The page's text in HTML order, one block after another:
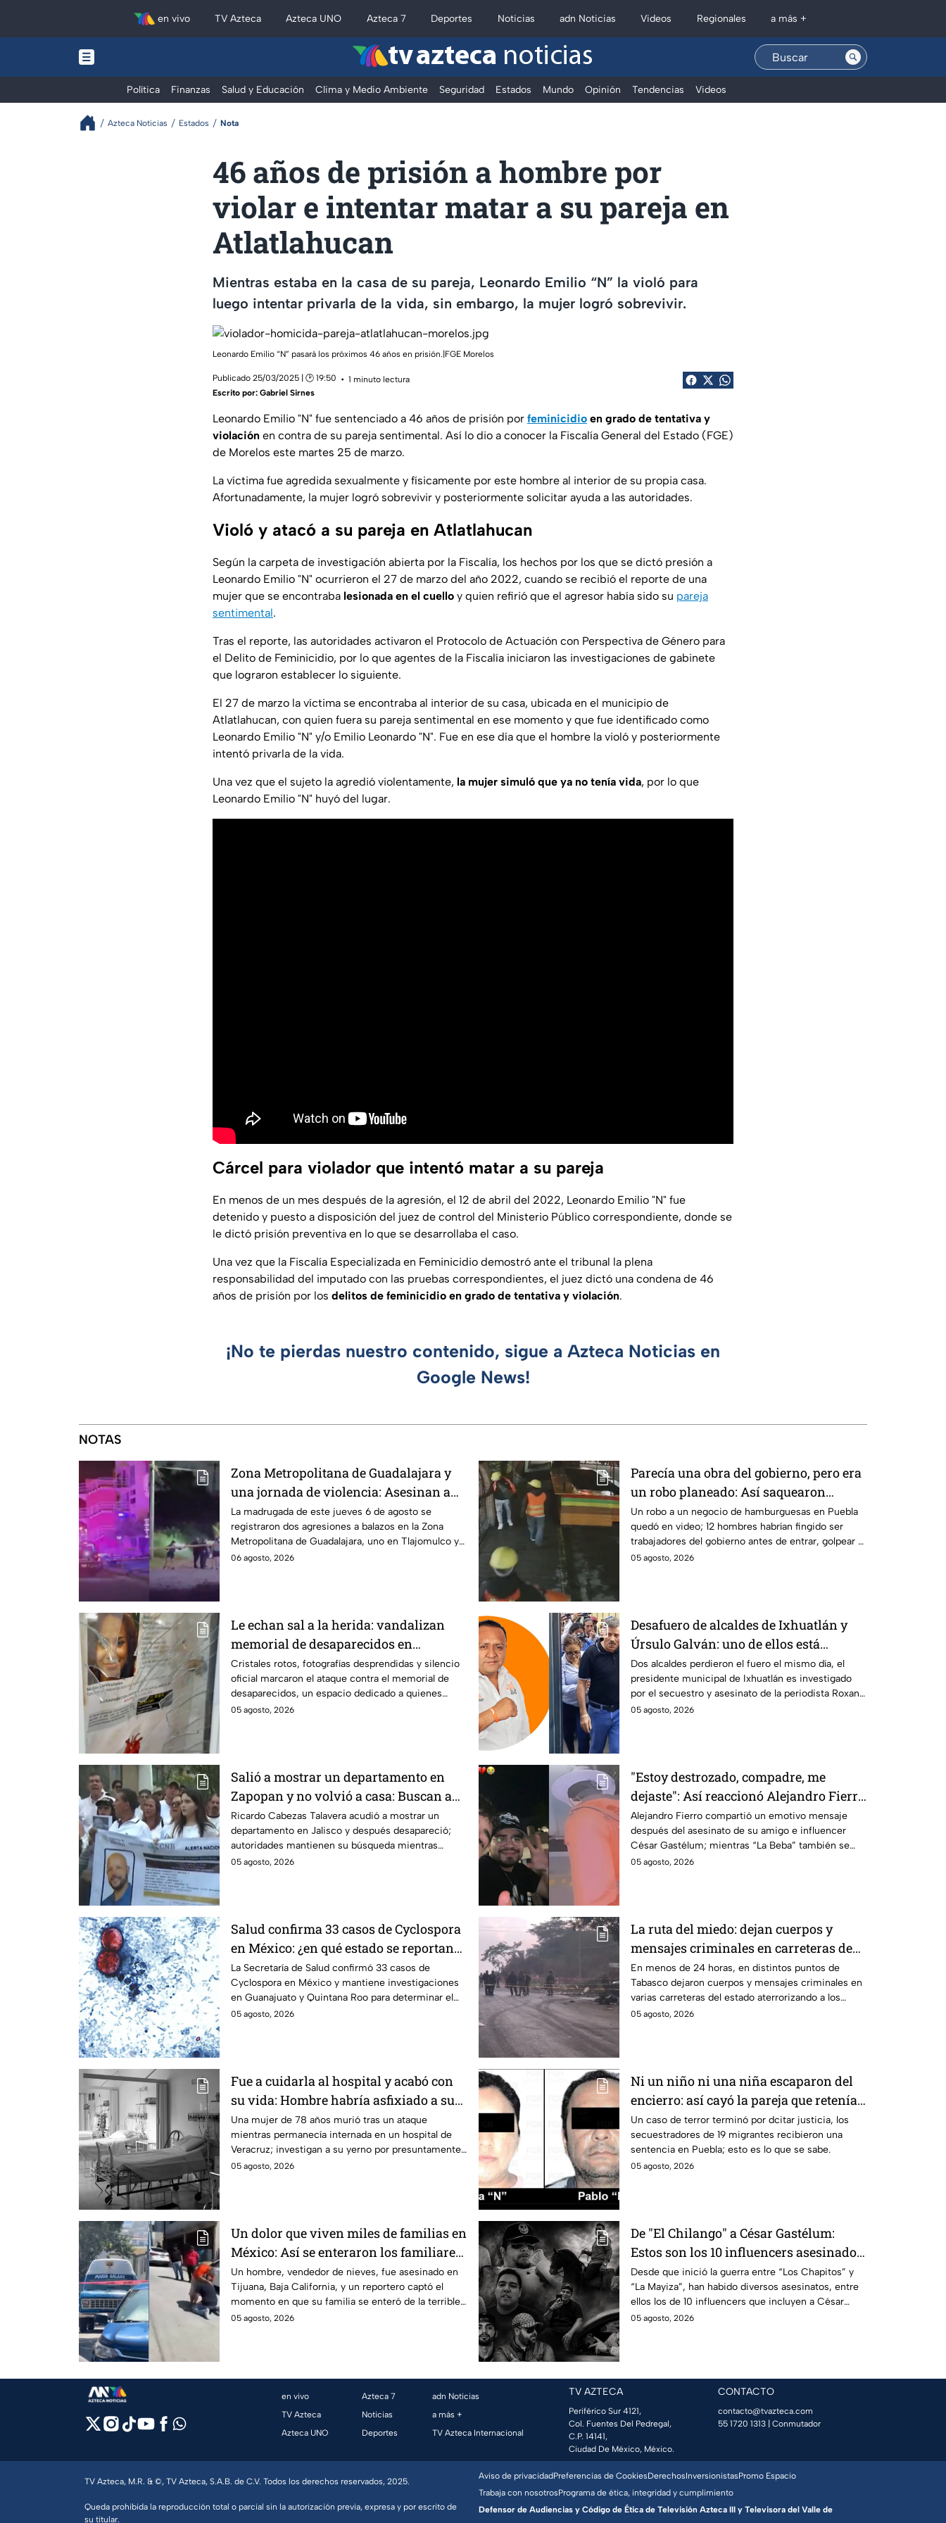
en vivo TV Azteca Azteca UNO Azteca 7 Deportes Noticias adn Noticias Videos Regionales a más +
tv azteca noticias
Política Finanzas Salud y Educación Clima y Medio Ambiente Seguridad Estados Mundo Opinión Tendencias Videos
Azteca Noticias Estados Nota
46 años de prisión a hombre por
violar e intentar matar a su pareja en
Atlatlahucan
Mientras estaba en la casa de su pareja, Leonardo Emilio “N” la violó para
luego intentar privarla de la vida, sin embargo, la mujer logró sobrevivir.
Leonardo Emilio “N” pasará los próximos 46 años en prisión.|FGE Morelos
Publicado 25/03/2025 | 🕑 19:50
1 minuto lectura
Escrito por: Gabriel Sirnes
Leonardo Emilio "N" fue sentenciado a 46 años de prisión por feminicidio en grado de tentativa y
violación en contra de su pareja sentimental. Así lo dio a conocer la Fiscalía General del Estado (FGE)
de Morelos este martes 25 de marzo.
La víctima fue agredida sexualmente y físicamente por este hombre al interior de su propia casa.
Afortunadamente, la mujer logró sobrevivir y posteriormente solicitar ayuda a las autoridades.
Violó y atacó a su pareja en Atlatlahucan
Según la carpeta de investigación abierta por la Fiscalía, los hechos por los que se dictó presión a
Leonardo Emilio "N" ocurrieron el 27 de marzo del año 2022, cuando se recibió el reporte de una
mujer que se encontraba lesionada en el cuello y quien refirió que el agresor había sido su pareja
sentimental.
Tras el reporte, las autoridades activaron el Protocolo de Actuación con Perspectiva de Género para
el Delito de Feminicidio, por lo que agentes de la Fiscalía iniciaron las investigaciones de gabinete
que lograron establecer lo siguiente.
El 27 de marzo la víctima se encontraba al interior de su casa, ubicada en el municipio de
Atlatlahucan, con quien fuera su pareja sentimental en ese momento y que fue identificado como
Leonardo Emilio "N" y/o Emilio Leonardo "N". Fue en ese día que el hombre la violó y posteriormente
intentó privarla de la vida.
Una vez que el sujeto la agredió violentamente, la mujer simuló que ya no tenía vida, por lo que
Leonardo Emilio "N" huyó del lugar.
Cárcel para violador que intentó matar a su pareja
En menos de un mes después de la agresión, el 12 de abril del 2022, Leonardo Emilio "N" fue
detenido y puesto a disposición del juez de control del Ministerio Público correspondiente, donde se
le dictó prisión preventiva en lo que se desarrollaba el caso.
Una vez que la Fiscalía Especializada en Feminicidio demostró ante el tribunal la plena
responsabilidad del imputado con las pruebas correspondientes, el juez dictó una condena de 46
años de prisión por los delitos de feminicidio en grado de tentativa y violación.
¡No te pierdas nuestro contenido, sigue a Azteca Noticias en
Google News!
NOTAS
Zona Metropolitana de Guadalajara y
una jornada de violencia: Asesinan a
balazos a dos hombres en Tlajomulco y
El Salto
La madrugada de este jueves 6 de agosto se
registraron dos agresiones a balazos en la Zona
Metropolitana de Guadalajara, uno en Tlajomulco y
otro en El Salto.
06 agosto, 2026
Parecía una obra del gobierno, pero era
un robo planeado: Así saquearon
negocio de hamburguesas en Puebla
Un robo a un negocio de hamburguesas en Puebla
quedó en video; 12 hombres habrían fingido ser
trabajadores del gobierno antes de entrar, golpear al
dueño y saquearlo.
05 agosto, 2026
Le echan sal a la herida: vandalizan
memorial de desaparecidos en
Veracruz en medio de crisis
Cristales rotos, fotografías desprendidas y silencio
oficial marcaron el ataque contra el memorial de
desaparecidos, un espacio dedicado a quienes
siguen sin ser localizados.
05 agosto, 2026
Desafuero de alcaldes de Ixhuatlán y
Úrsulo Galván: uno de ellos está
implicado en el asesinato de la
periodista Roxana Guzmán
Dos alcaldes perdieron el fuero el mismo día, el
presidente municipal de Ixhuatlán es investigado
por el secuestro y asesinato de la periodista Roxana
Guzmán en Veracruz.
05 agosto, 2026
Salió a mostrar un departamento en
Zapopan y no volvió a casa: Buscan a
Ricardo Cabezas Talavera en Jalisco
Ricardo Cabezas Talavera acudió a mostrar un
departamento en Jalisco y después desapareció;
autoridades mantienen su búsqueda mientras
colegas refuerzan su seguridad.
05 agosto, 2026
"Estoy destrozado, compadre, me
dejaste": Así reaccionó Alejandro Fierro
al asesinato del influencer César
Gastélum
Alejandro Fierro compartió un emotivo mensaje
después del asesinato de su amigo e influencer
César Gastélum; mientras “La Beba” también se
enteró del fallecimiento en un live de TikTok.
05 agosto, 2026
Salud confirma 33 casos de Cyclospora
en México: ¿en qué estado se reportan
los brotes de diarrea explosiva?
La Secretaría de Salud confirmó 33 casos de
Cyclospora en México y mantiene investigaciones
en Guanajuato y Quintana Roo para determinar el
origen de los contagios.
05 agosto, 2026
La ruta del miedo: dejan cuerpos y
mensajes criminales en carreteras de
Tabasco en un solo día
En menos de 24 horas, en distintos puntos de
Tabasco dejaron cuerpos y mensajes criminales en
varias carreteras del estado aterrorizando a los
habitantes. El gobierno no puede controlar la crisis
05 agosto, 2026
Fue a cuidarla al hospital y acabó con
su vida: Hombre habría asfixiado a su
suegra mientras estaba internada en
Veracruz
Una mujer de 78 años murió tras un ataque
mientras permanecía internada en un hospital de
Veracruz; investigan a su yerno por presuntamente
haberla asfixiado.
05 agosto, 2026
Ni un niño ni una niña escaparon del
encierro: así cayó la pareja que retenía a
19 migrantes en Puebla
Un caso de terror terminó por dcitar justicia, los
secuestradores de 19 migrantes recibieron una
sentencia en Puebla; esto es lo que se sabe.
05 agosto, 2026
Un dolor que viven miles de familias en
México: Así se enteraron los familiares
de un vendedor de nieves de su
asesinato en Tijuana, Baja California
Un hombre, vendedor de nieves, fue asesinado en
Tijuana, Baja California, y un reportero captó el
momento en que su familia se enteró de la terrible
noticia.
05 agosto, 2026
De "El Chilango" a César Gastélum:
Estos son los 10 influencers asesinados
por la guerra entre "Los Chapitos" y "La
Mayiza"
Desde que inició la guerra entre “Los Chapitos” y
“La Mayiza”, han habido diversos asesinatos, entre
ellos los de 10 influencers que incluyen a César
Gastélum.
05 agosto, 2026
en vivo
TV Azteca
Azteca UNO
Azteca 7
Noticias
Deportes
adn Noticias
a más +
TV Azteca Internacional
TV AZTECA
Periférico Sur 4121,
Col. Fuentes Del Pedregal,
C.P. 14141,
Ciudad De México, México.
CONTACTO
contacto@tvazteca.com
55 1720 1313 | Conmutador
TV Azteca, M.R. & ©, TV Azteca, S.A.B. de C.V. Todos los derechos reservados, 2025.
Queda prohibida la reproducción total o parcial sin la autorización previa, expresa y por escrito de
su titular.
Aviso de privacidadPreferencias de CookiesDerechosInversionistasPromo Espacio
Trabaja con nosotrosPrograma de ética, integridad y cumplimiento
Defensor de Audiencias y Código de Ética de Televisión Azteca III y Televisora del Valle de